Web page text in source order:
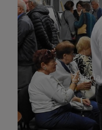
sztukę
W tej sekcji
poprzednich
malarstwo,
artystyczne.
do kontaktu
biblioteki.